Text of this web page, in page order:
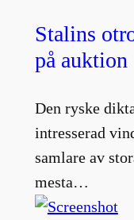
Stalins
på auktion
Den ryske
intresserad
samlare av
mesta…